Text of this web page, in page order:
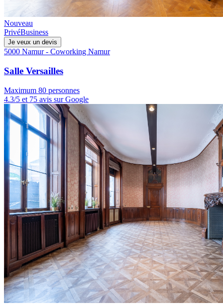
Nouveau
PrivéBusiness
Je veux un devis
5000 Namur - Coworking Namur
Salle Versailles
Maximum 80 personnes
4.3/5 et 75 avis sur Google